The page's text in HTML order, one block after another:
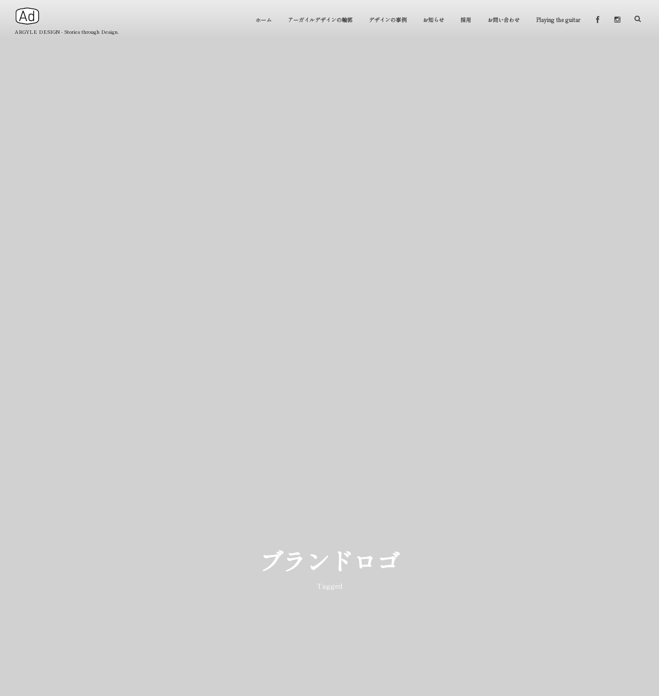
ARGYLE DESIGN - Stories through Design.
ホーム アーガイルデザインの輪郭 デザインの事例 お知らせ 採用 お問い合わせ Playing the guitar
ブランドロゴ
Tagged